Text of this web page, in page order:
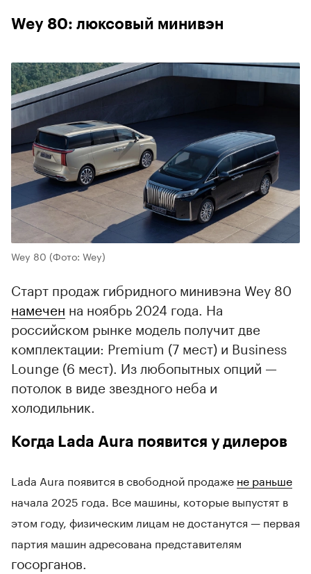
Wey 80: люксовый минивэн
Wey 80 (Фото: Wey)
Старт продаж гибридного минивэна Wey 80
намечен на ноябрь 2024 года. На
российском рынке модель получит две
комплектации: Premium (7 мест) и Business
Lounge (6 мест). Из любопытных опций —
потолок в виде звездного неба и
холодильник.
Когда Lada Aura появится у дилеров
Lada Aura появится в свободной продаже не раньше
начала 2025 года. Все машины, которые выпустят в
этом году, физическим лицам не достанутся — первая
партия машин адресована представителям
госорганов.